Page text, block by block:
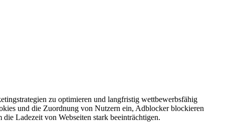
zu optimieren und langfristig wettbewerbsfähig
und die Zuordnung von Nutzern ein, Adblocker blockieren
Ladezeit von Webseiten stark beeinträchtigen.